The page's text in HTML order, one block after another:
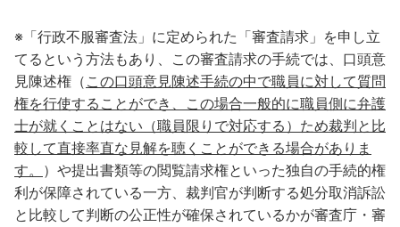
※「行政不服審査法」に定められた「審査請求」を申し立
てるという方法もあり、この審査請求の手続では、口頭意
見陳述権（ この口頭意見陳述手続の中で職員に対して質問
権を行使することができ、この場合一般的に職員側に弁護
士が就くことはない（職員限りで対応する）ため裁判と比
較して直接率直な見解を聴くことができる場合がありま
す。 ）や提出書類等の閲覧請求権といった独自の手続的権
利が保障されている一方、裁判官が判断する処分取消訴訟
と比較して判断の公正性が確保されているかが審査庁・審